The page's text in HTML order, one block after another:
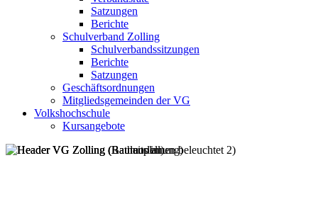
Satzungen
Berichte
Schulverband Zolling
Schulverbandssitzungen
Berichte
Satzungen
Geschäftsordnungen
Mitgliedsgemeinden der VG
Volkshochschule
Kursangebote